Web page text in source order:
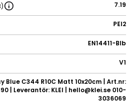
7.19
PEI2
EN14411-BIb
V1
Blue C344 R10C Matt 10x20cm | Art.nr:
| Leverantör: KLEI | hello@klei.se 010-
3036069